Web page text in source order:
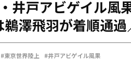
日本学連加盟大学
井戸アビゲイル風
鵜澤飛羽が着順通
#東京世界陸上 #井戸アビゲイル風果